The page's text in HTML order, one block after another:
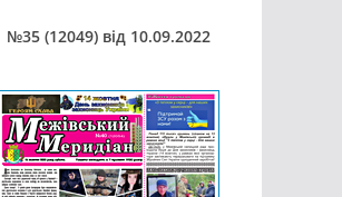
№35 (12049) від 10.09.2022